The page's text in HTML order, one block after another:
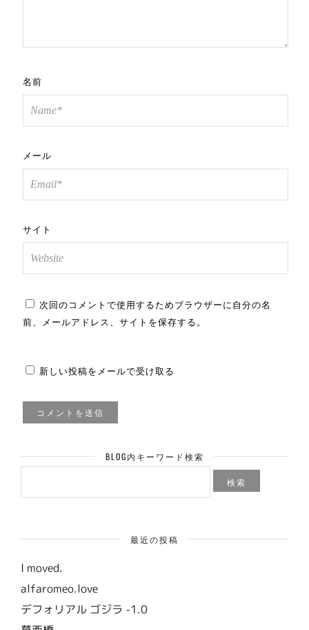
名前
メール
サイト
次回のコメントで使用するためブラウザーに自分の名
前、メールアドレス、サイトを保存する。
新しい投稿をメールで受け取る
BLOG内キーワード検索
検
最近の投稿
I moved.
alfaromeo.love
デフォリアル ゴジラ -1.0